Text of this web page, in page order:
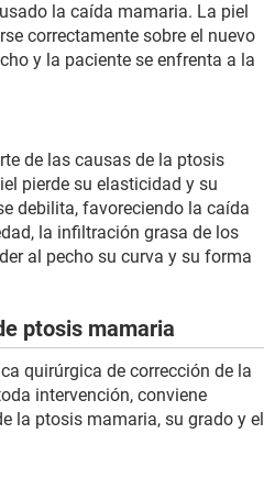
la caída mamaria. La piel
correctamente sobre el nuevo
y la paciente se enfrenta a la
de las causas de la ptosis
pierde su elasticidad y su
debilita, favoreciendo la caída
la infiltración grasa de los
al pecho su curva y su forma
ptosis mamaria
quirúrgica de corrección de la
intervención, conviene
la ptosis mamaria, su grado y el